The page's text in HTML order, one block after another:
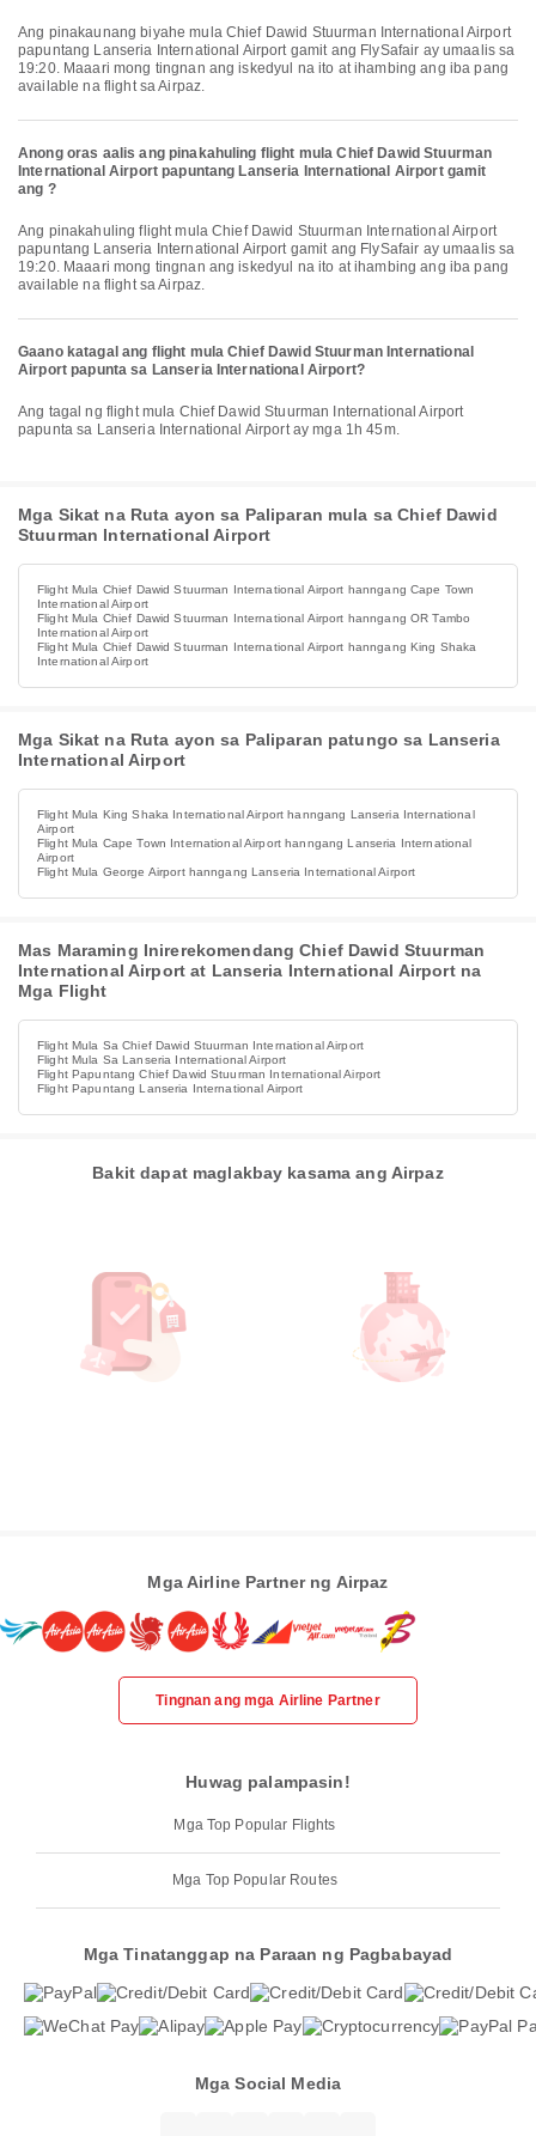
Ang pinakaunang biyahe mula Chief Dawid Stuurman International Airport
papuntang Lanseria International Airport gamit ang FlySafair ay umaalis sa
19:20. Maaari mong tingnan ang iskedyul na ito at ihambing ang iba pang
available na flight sa Airpaz.
Anong oras aalis ang pinakahuling flight mula Chief Dawid Stuurman
International Airport papuntang Lanseria International Airport gamit
ang ?
Ang pinakahuling flight mula Chief Dawid Stuurman International Airport
papuntang Lanseria International Airport gamit ang FlySafair ay umaalis sa
19:20. Maaari mong tingnan ang iskedyul na ito at ihambing ang iba pang
available na flight sa Airpaz.
Gaano katagal ang flight mula Chief Dawid Stuurman International
Airport papunta sa Lanseria International Airport?
Ang tagal ng flight mula Chief Dawid Stuurman International Airport
papunta sa Lanseria International Airport ay mga 1h 45m.
Mga Sikat na Ruta ayon sa Paliparan mula sa Chief Dawid
Stuurman International Airport
Flight Mula Chief Dawid Stuurman International Airport hanngang Cape Town
International Airport
Flight Mula Chief Dawid Stuurman International Airport hanngang OR Tambo
International Airport
Flight Mula Chief Dawid Stuurman International Airport hanngang King Shaka
International Airport
Mga Sikat na Ruta ayon sa Paliparan patungo sa Lanseria
International Airport
Flight Mula King Shaka International Airport hanngang Lanseria International
Airport
Flight Mula Cape Town International Airport hanngang Lanseria International
Airport
Flight Mula George Airport hanngang Lanseria International Airport
Mas Maraming Inirerekomendang Chief Dawid Stuurman
International Airport at Lanseria International Airport na
Mga Flight
Flight Mula Sa Chief Dawid Stuurman International Airport
Flight Mula Sa Lanseria International Airport
Flight Papuntang Chief Dawid Stuurman International Airport
Flight Papuntang Lanseria International Airport
Bakit dapat maglakbay kasama ang Airpaz
Mga Airline Partner ng Airpaz
Tingnan ang mga Airline Partner
Huwag palampasin!
Mga Top Popular Flights
Mga Top Popular Routes
Mga Tinatanggap na Paraan ng Pagbabayad
Mga Social Media